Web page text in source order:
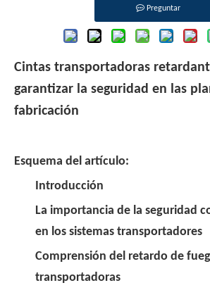
Preguntar
Cintas transportadoras
garantizar la seguridad en las
fabricación
Esquema del artículo:
Introducción
La importancia de la seguridad
en los sistemas transportadores
Comprensión del retardo de
transportadoras